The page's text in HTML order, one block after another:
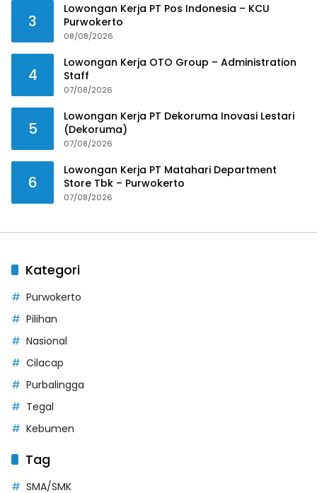
3
Lowongan Kerja PT Pos Indonesia – KCU
Purwokerto
08/08/2026
4
Lowongan Kerja OTO Group – Administration
Staff
07/08/2026
5
Lowongan Kerja PT Dekoruma Inovasi Lestari
(Dekoruma)
07/08/2026
6
Lowongan Kerja PT Matahari Department
Store Tbk – Purwokerto
07/08/2026
Kategori
Purwokerto
Pilihan
Nasional
Cilacap
Purbalingga
Tegal
Kebumen
Tag
SMA/SMK